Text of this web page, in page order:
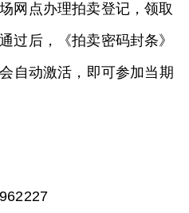
网点办理拍卖登记，领取
过后，《拍卖密码封条》
自动激活，即可参加当期